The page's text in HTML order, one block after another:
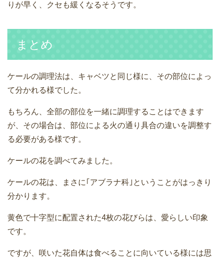
りが早く、クセも緩くなるそうです。
まとめ
ケールの調理法は、キャベツと同じ様に、その部位によっ
て分かれる様でした。
もちろん、全部の部位を一緒に調理することはできます
が、その場合は、部位による火の通り具合の違いを調整す
る必要がある様です。
ケールの花を調べてみました。
ケールの花は、まさに｢アブラナ科｣ということがはっきり
分かります。
黄色で十字型に配置された4枚の花びらは、愛らしい印象
です。
ですが、咲いた花自体は食べることに向いている様には思